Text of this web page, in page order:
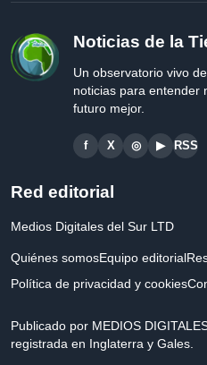
Noticias de la
Un observatorio vivo
noticias para entender
futuro mejor.
f X ◎ ▶ RSS
Red editorial
Medios Digitales del Sur LTD
Quiénes somosEquipo editorial
Política de privacidad y cookies
Publicado por MEDIOS
registrada en Inglaterra y Gales.